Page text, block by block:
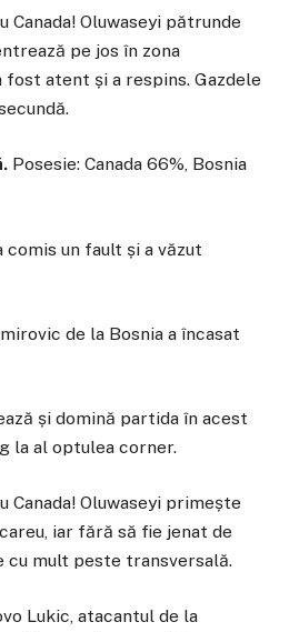
Canada! Oluwaseyi pătrunde
pe jos în zona
fost atent și a respins. Gazdele
Posesie: Canada 66%, Bosnia
comis un fault și a văzut
de la Bosnia a încasat
și domină partida în acest
la al optulea corner.
Canada! Oluwaseyi primește
iar fără să fie jenat de
cu mult peste transversală.
Lukic, atacantul de la